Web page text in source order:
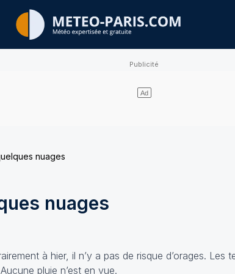
nuages
nuages
à hier, il n’y a pas de risque d’orages. Les
pluie n’est en vue.